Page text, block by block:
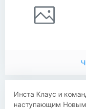
Инста Клаус и
наступающим